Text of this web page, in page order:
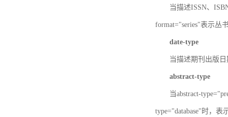
当描述ISSN、
format="series"表示丛
date-type
当描述期刊出版日
abstract-type
当abstract-
type="database"时，表